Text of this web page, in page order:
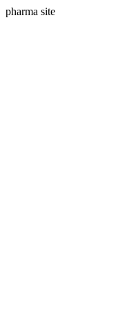
pharma site